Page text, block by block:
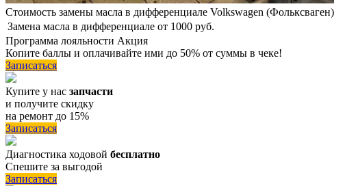
Стоимость замены масла в дифференциале Volkswagen (Фольксваген)
Замена масла в дифференциале от 1000 руб.
Программа лояльности Акция
Копите баллы и оплачивайте ими до 50% от суммы в чеке!
Записаться
Купите у нас запчасти
и получите скидку
на ремонт до 15%
Записаться
Диагностика ходовой бесплатно
Спешите за выгодой
Записаться